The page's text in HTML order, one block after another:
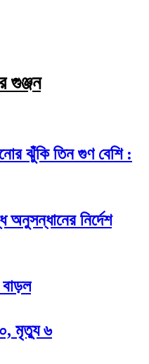
গুঞ্জন
ঝুঁকি তিন গুণ বেশি :
অনুসন্ধানের নির্দেশ
মৃত্যু ৬